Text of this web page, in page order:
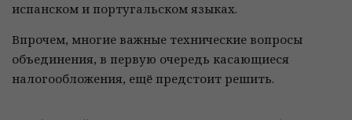
испанском и португальском языках.
Впрочем, многие важные технические вопросы
объединения, в первую очередь касающиеся
налогообложения, ещё предстоит решить.